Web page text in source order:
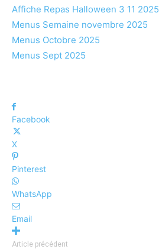
Affiche Repas Halloween 3 11 2025
Menus Semaine novembre 2025
Menus Octobre 2025
Menus Sept 2025
Facebook
X
Pinterest
WhatsApp
Email
Article précédent